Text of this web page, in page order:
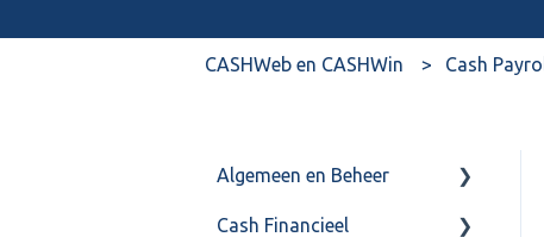
CASHWeb en CASHWin Cash
Algemeen en Beheer
Bank(koppeling)
Cash Financieel